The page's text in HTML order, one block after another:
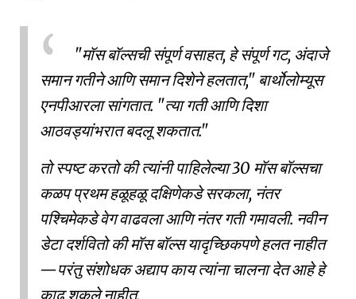
"मॉस बॉल्सची संपूर्ण वसाहत, हे संपूर्ण गट, अंदाजे
समान गतीने आणि समान दिशेने हलतात," बार्थोलोम्यूस
एनपीआरला सांगतात. "त्या गती आणि दिशा
आठवड्यांभरात बदलू शकतात."
तो स्पष्ट करतो की त्यांनी पाहिलेल्या 30 मॉस बॉल्सचा
कळप प्रथम हळूहळू दक्षिणेकडे सरकला, नंतर
पश्चिमेकडे वेग वाढवला आणि नंतर गती गमावली. नवीन
डेटा दर्शवितो की मॉस बॉल्स यादृच्छिकपणे हलत नाहीत
—परंतु संशोधक अद्याप काय त्यांना चालना देत आहे हे
काढू शकले नाहीत.